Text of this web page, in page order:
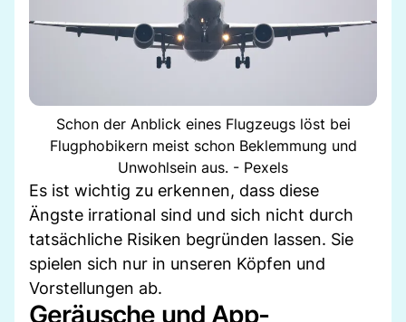
Schon der Anblick eines Flugzeugs löst bei
Flugphobikern meist schon Beklemmung und
Unwohlsein aus. - Pexels
Es ist wichtig zu erkennen, dass diese
Ängste irrational sind und sich nicht durch
tatsächliche Risiken begründen lassen. Sie
spielen sich nur in unseren Köpfen und
Vorstellungen ab.
Geräusche und App-